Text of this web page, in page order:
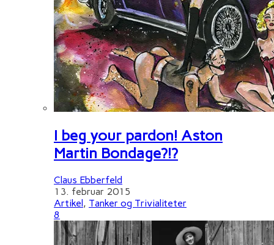
I beg your pardon! Aston
Martin Bondage?!?
Claus Ebberfeld
13. februar 2015
Artikel, Tanker og Trivialiteter
8